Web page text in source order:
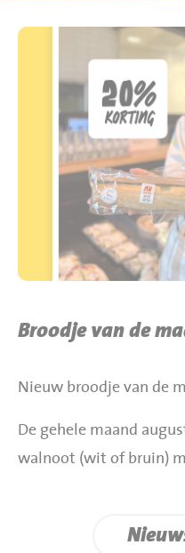
Werken bij Jumbo
Vacatures en
Werken en leren
Jumbo.com
BBQ gigant
Jumbo Huibers
Broodje van de
Nieuw broodje van de
De gehele maand
walnoot (wit of bruin)